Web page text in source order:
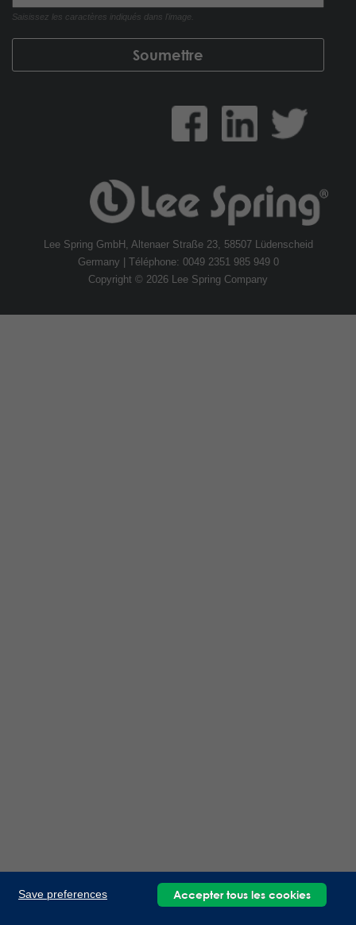
Saisissez les caractères indiqués dans l'image.
Lee Spring GmbH, Altenaer Straße 23, 58507 Lüdenscheid
Germany | Téléphone: 0049 2351 985 949 0
Copyright © 2026 Lee Spring Company
Save preferences Accepter tous les cookies